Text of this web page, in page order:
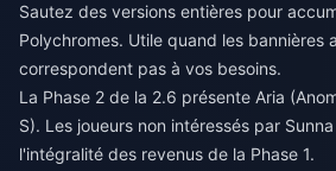
Sautez des versions entières pour
Polychromes. Utile quand les bannières
correspondent pas à vos besoins.
La Phase 2 de la 2.6 présente Aria
S). Les joueurs non intéressés par
l'intégralité des revenus de la Phase 1.